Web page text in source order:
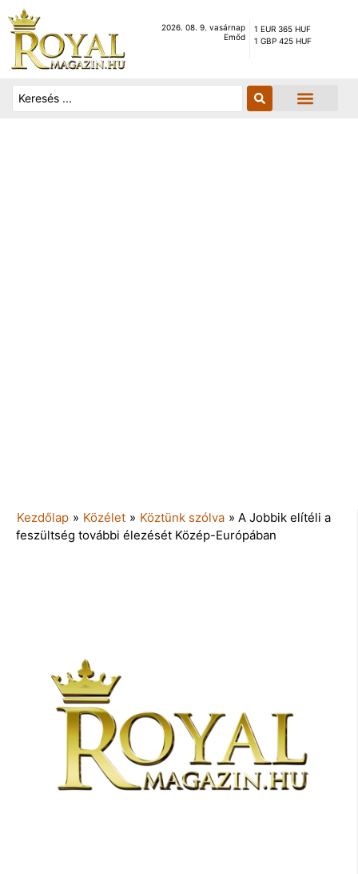
2026. 08. 9. vasárnap
Emőd
1 EUR 365 HUF
1 GBP 425 HUF
Kezdőlap » Közélet » Köztünk szólva » A Jobbik elítéli a
feszültség további élezését Közép-Európában